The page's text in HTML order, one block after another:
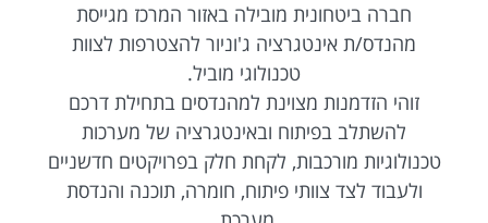
חברה ביטחונית מובילה באזור המרכז מגייסת
מהנדס/ת אינטגרציה ג'וניור להצטרפות לצוות
טכנולוגי מוביל.
זוהי הזדמנות מצוינת למהנדסים בתחילת דרכם
להשתלב בפיתוח ובאינטגרציה של מערכות
טכנולוגיות מורכבות, לקחת חלק בפרויקטים חדשניים
ולעבוד לצד צוותי פיתוח, חומרה, תוכנה והנדסת